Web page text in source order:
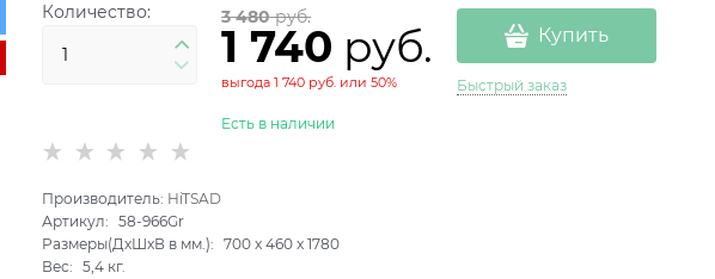
Количество: 3 480 руб.
1 740 руб.
выгода1 740 руб. или50%
Есть в наличии
Купить
Быстрый заказ
Производитель: HiTSAD
Артикул:
58-966Gr
Размеры(ДхШхВ в мм.):
700 x460 x1780
Вес:
5,4 кг.